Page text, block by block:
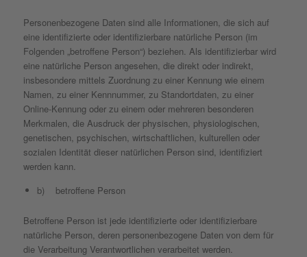
Personenbezogene Daten sind alle Informationen, die sich auf
eine identifizierte oder identifizierbare natürliche Person (im
Folgenden „betroffene Person“) beziehen. Als identifizierbar wird
eine natürliche Person angesehen, die direkt oder indirekt,
insbesondere mittels Zuordnung zu einer Kennung wie einem
Namen, zu einer Kennnummer, zu Standortdaten, zu einer
Online-Kennung oder zu einem oder mehreren besonderen
Merkmalen, die Ausdruck der physischen, physiologischen,
genetischen, psychischen, wirtschaftlichen, kulturellen oder
sozialen Identität dieser natürlichen Person sind, identifiziert
werden kann.
b) betroffene Person
Betroffene Person ist jede identifizierte oder identifizierbare
natürliche Person, deren personenbezogene Daten von dem für
die Verarbeitung Verantwortlichen verarbeitet werden.